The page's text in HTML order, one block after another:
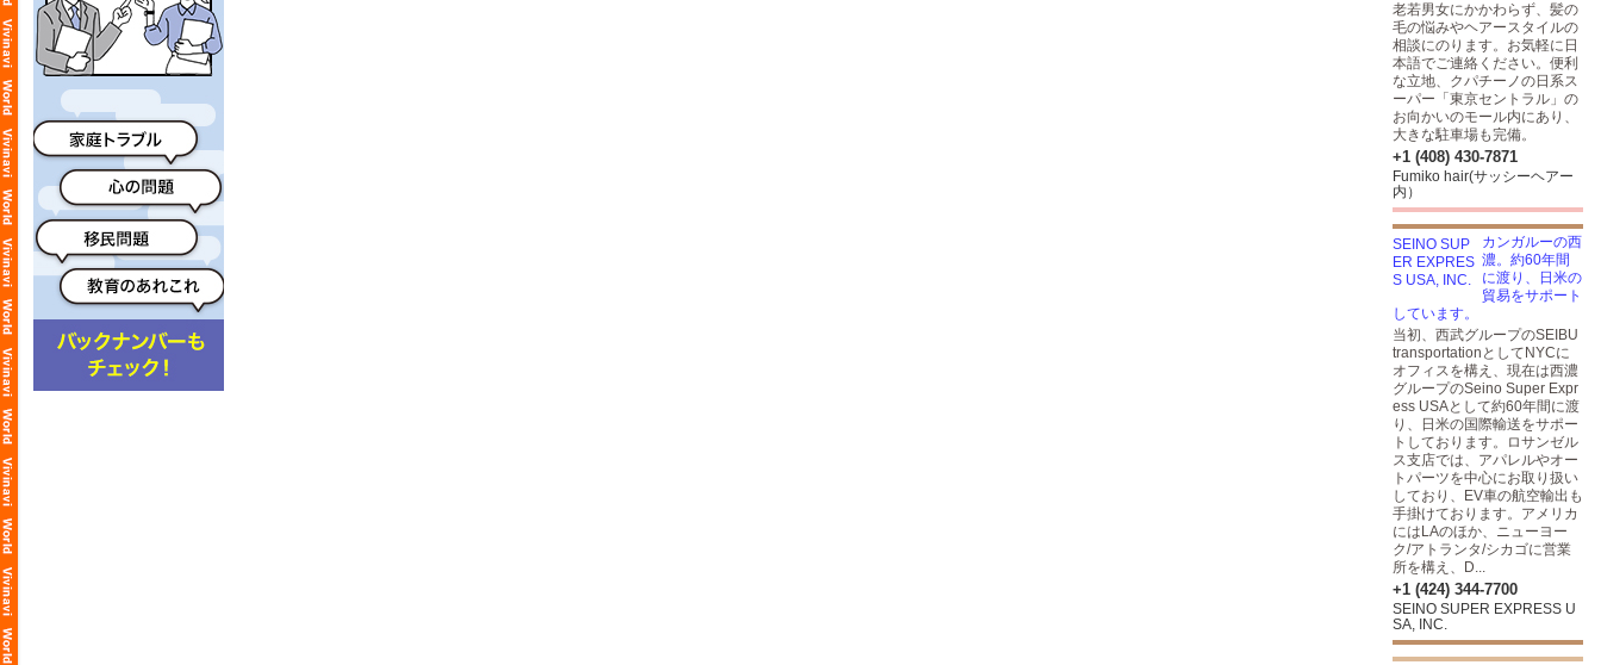
老若男女にかかわらず、髪の
毛の悩みやヘアースタイルの
相談にのります。お気軽に日
本語でご連絡ください。便利
な立地、クパチーノの日系ス
ーパー「東京セントラル」の
お向かいのモール内にあり、
大きな駐車場も完備。
+1 (408) 430-7871
Fumiko hair(サッシーヘアー
内）
カンガルーの西
濃。約60年間
に渡り、日米の
貿易をサポート
しています。
当初、西武グループのSEIBU
transportationとしてNYCに
オフィスを構え、現在は西濃
グループのSeino Super Expr
ess USAとして約60年間に渡
り、日米の国際輸送をサポー
トしております。ロサンゼル
ス支店では、アパレルやオー
トパーツを中心にお取り扱い
しており、EV車の航空輸出も
手掛けております。アメリカ
にはLAのほか、ニューヨー
ク/アトランタ/シカゴに営業
所を構え、D...
+1 (424) 344-7700
SEINO SUPER EXPRESS U
SA, INC.